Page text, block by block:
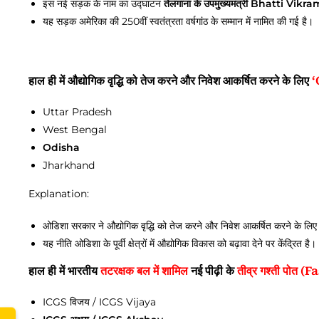
इस नई सड़क के नाम का उद्घाटनतेलंगाना के उपमुख्यमंत्री Bhatti
यह सड़क अमेरिका की 250वीं स्वतंत्रता वर्षगांठ के सम्मान में नामित की गई है।
हाल ही में औद्योगिक वृद्धि को तेज करने और निवेश आकर्षित करने के लिए
Uttar Pradesh
West Bengal
Odisha
Jharkhand
Explanation:
ओडिशा सरकार ने औद्योगिक वृद्धि को तेज करने और निवेश आकर्षित करने के लिए
यह नीति ओडिशा के पूर्वी क्षेत्रों में औद्योगिक विकास को बढ़ावा देने पर केंद्रित है।
हाल ही में भारतीयतटरक्षक बल में शामिलनई पीढ़ी केतीव्र गश्ती पोत
ICGS विजय / ICGS Vijaya